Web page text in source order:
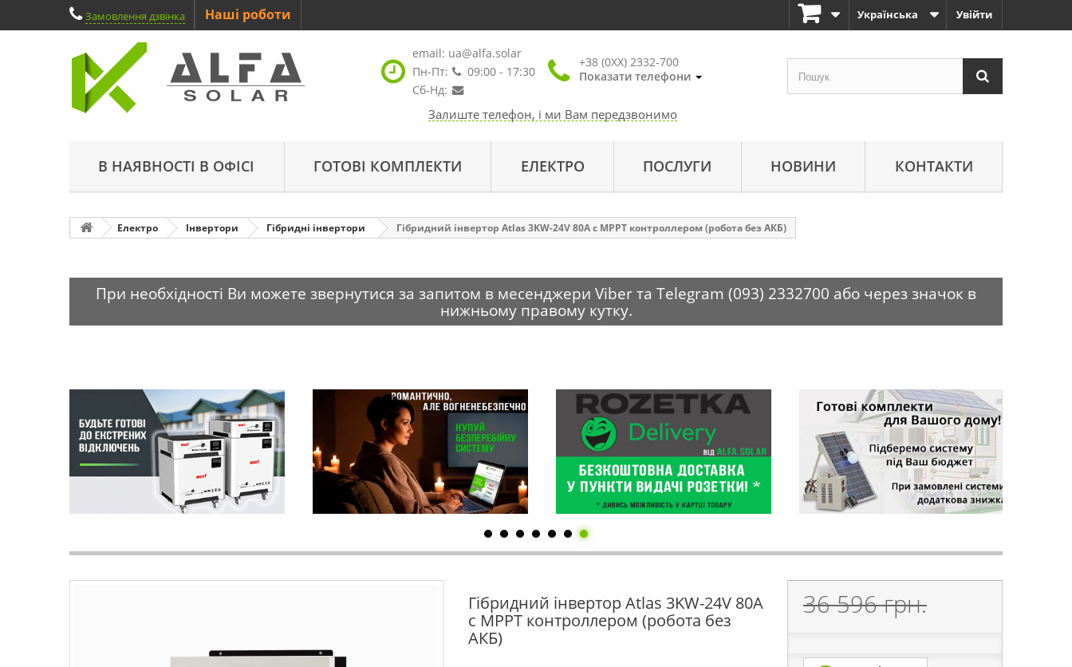
Увійти
Українська
Замовлення дзвінка Наші роботи
email: ua@alfa.solar
Пн-Пт:
09:00 - 17:30
Сб-Нд:
+38 (0XX) 2332-700
Показати телефони
Залиште телефон, і ми Вам передзвонимо
В НАЯВНОСТІ В ОФІСІ ГОТОВІ КОМПЛЕКТИ ЕЛЕКТРО ПОСЛУГИ НОВИНИ КОНТАКТИ
Електро Інвертори Гібридні інвертори Гібридний інвертор Atlas 3KW-24V 80А с MPPT контроллером (робота без АКБ)
При необхідності Ви можете звернутися за запитом в месенджери Viber та Telegram (093) 2332700 або через значок в
нижньому правому кутку.
Гібридний інвертор Atlas 3KW-24V 80А
с MPPT контроллером (робота без
АКБ)
36 596 грн.